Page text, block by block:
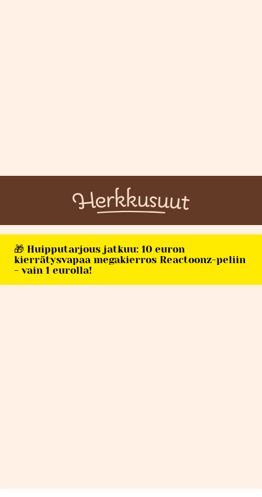
🎁 Huipputarjous jatkuu: 10 euron
kierrätysvapaa megakierros Reactoonz-peliin
- vain 1 eurolla!